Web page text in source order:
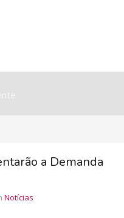
a Demanda
Notícias